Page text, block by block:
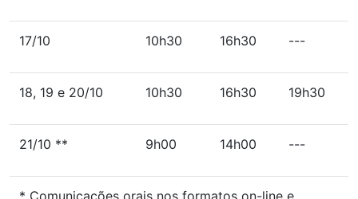
17/10 10h30 16h30 ---
18, 19 e 20/10 10h30 16h30 19h30
21/10 ** 9h00 14h00 ---
* Comunicações orais nos formatos on-line e